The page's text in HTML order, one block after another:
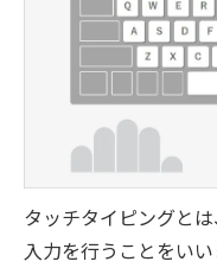
タッチタイピングと
入力を行うことをいい